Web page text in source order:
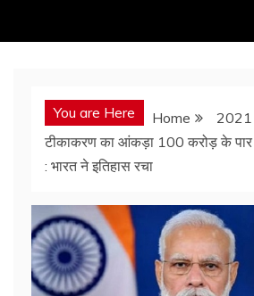
You are Here Home 2021
टीकाकरण का आंकड़ा 100 करोड़ के पार
: भारत ने इतिहास रचा